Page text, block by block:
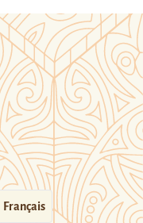
Français